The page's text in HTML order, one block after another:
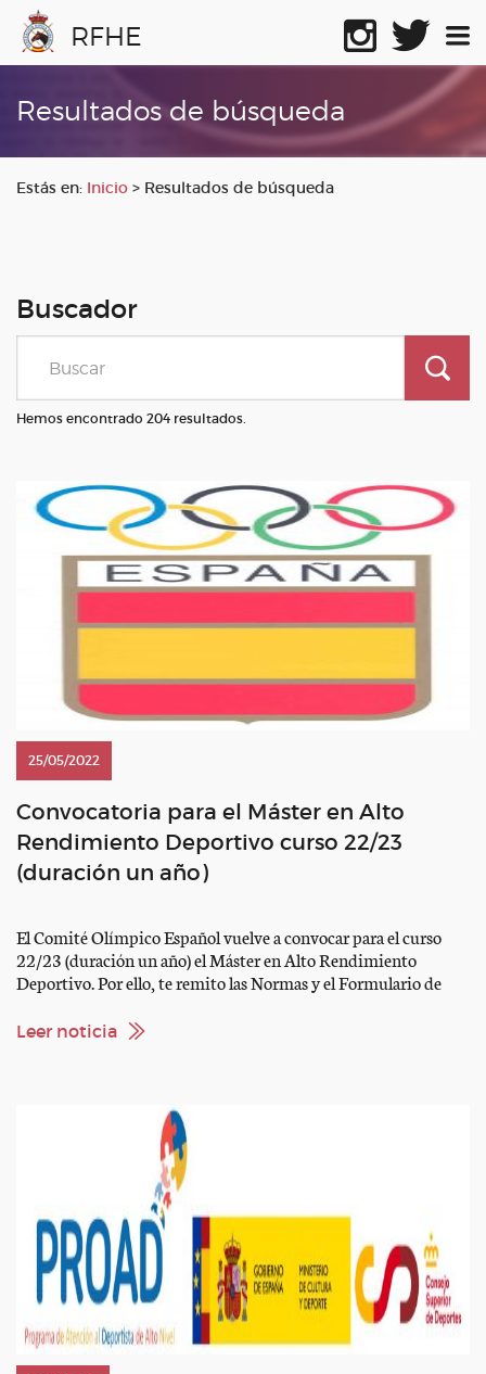
RFHE
Resultados de búsqueda
Estás en: Inicio > Resultados de búsqueda
Buscador
Hemos encontrado 204 resultados.
25/05/2022
Convocatoria para el Máster en Alto
Rendimiento Deportivo curso 22/23
(duración un año)
El Comité Olímpico Español vuelve a convocar para el curso
22/23 (duración un año) el Máster en Alto Rendimiento
Deportivo. Por ello, te remito las Normas y el Formulario de
Quedamos a la espera del envío de dicho formulario cuyo plazo
Leer noticia